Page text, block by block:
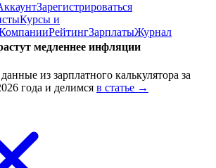
Зарегистрироваться
Курсы и
РейтингЗарплатыЖурнал
медленнее инфляции
из зарплатного калькулятора за
года и делимся в статье →